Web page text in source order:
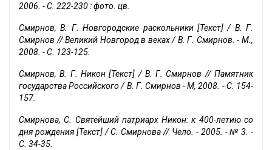
2006. - С. 222-230 : фото. цв.
Смирнов, В. Г. Новгородские раскольники [Текст] / В. Г.
Смирнов // Великий Новгород в веках / В. Г. Смирнов. - М.,
2008. - С. 123-125.
Смирнов, В. Г. Никон [Текст] / В. Г. Смирнов // Памятник
государства Российского / В. Г. Смирнов - М, 2008. - С. 154-
157.
Смирнова, С. Святейший патриарх Никон: к 400-летию со
дня рождения [Текст] / С. Смирнова // Чело. - 2005. - № 3. -
С. 34-35.